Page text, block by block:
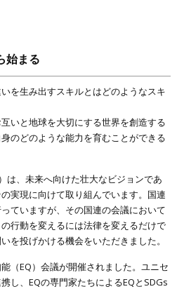
始まる
を生み出すスキルとはどのようなスキ
いと地球を大切にする世界を創造する
のどのような能力を育むことができる
は、未来へ向けた壮大なビジョンであ
実現に向けて取り組んでいます。国連
ていますが、その国連の会議において
行動を変えるには法律を変えるだけで
を投げかける機会をいただきました。
（EQ）会議が開催されました。ユニセ
し、EQの専門家たちによるEQとSDGs